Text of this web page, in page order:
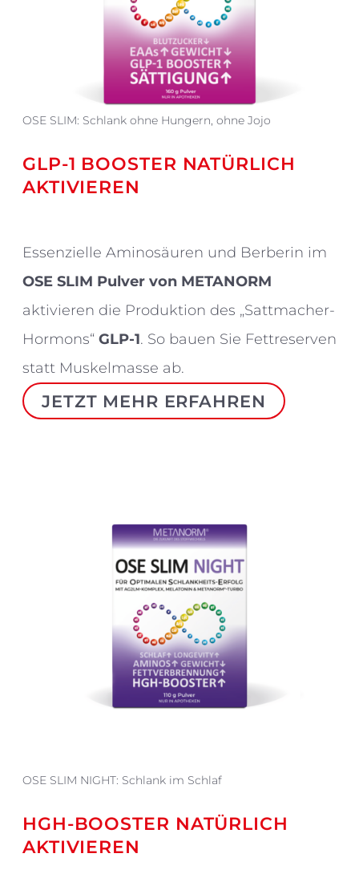
OSE SLIM: Schlank ohne Hungern, ohne Jojo
GLP-1 BOOSTER NATÜRLICH
AKTIVIEREN
Essenzielle Aminosäuren und Berberin im
OSE SLIM Pulver von METANORM
aktivieren die Produktion des „Sattmacher-
Hormons“ GLP-1. So bauen Sie Fettreserven
statt Muskelmasse ab.
JETZT MEHR ERFAHREN
OSE SLIM NIGHT: Schlank im Schlaf
HGH-BOOSTER NATÜRLICH
AKTIVIEREN